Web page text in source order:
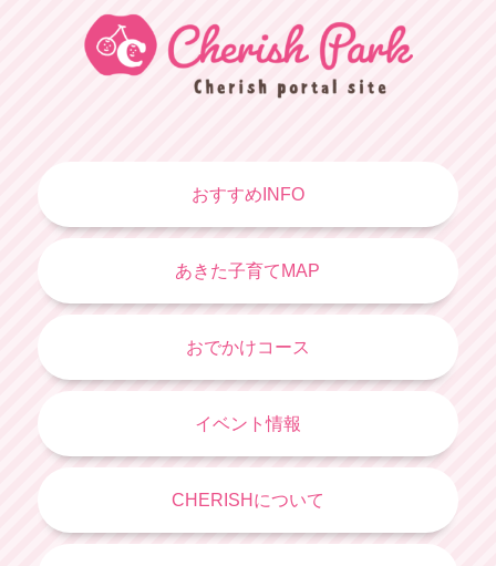
おすすめINFO
あきた子育てMAP
おでかけコース
イベント情報
CHERISHについて